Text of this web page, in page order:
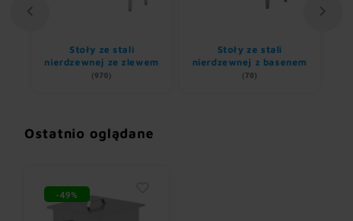
Stoły ze stali
nierdzewnej ze zlewem
(970)
Stoły ze stali
nierdzewnej z basenem
(70)
Ostatnio oglądane
-49%